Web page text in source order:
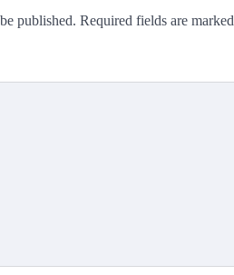
published. Required fields are marked